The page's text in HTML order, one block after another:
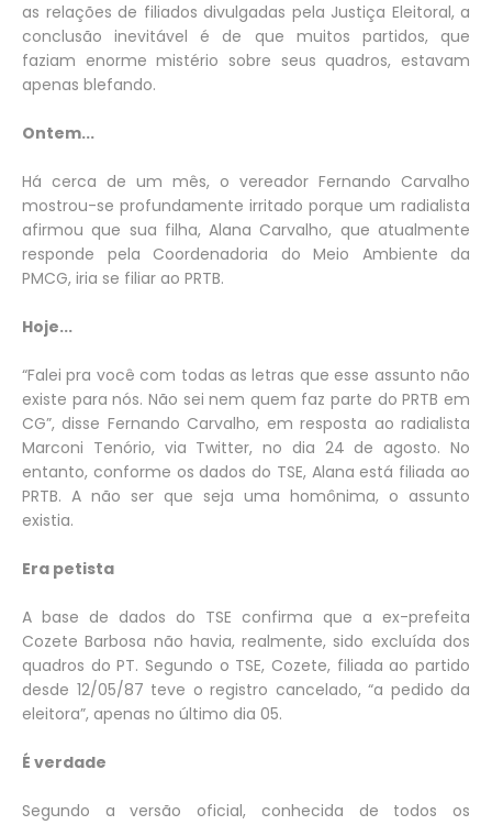
as relações de filiados divulgadas pela Justiça Eleitoral, a
conclusão inevitável é de que muitos partidos, que
faziam enorme mistério sobre seus quadros, estavam
apenas blefando.
Ontem...
Há cerca de um mês, o vereador Fernando Carvalho
mostrou-se profundamente irritado porque um radialista
afirmou que sua filha, Alana Carvalho, que atualmente
responde pela Coordenadoria do Meio Ambiente da
PMCG, iria se filiar ao PRTB.
Hoje...
“Falei pra você com todas as letras que esse assunto não
existe para nós. Não sei nem quem faz parte do PRTB em
CG”, disse Fernando Carvalho, em resposta ao radialista
Marconi Tenório, via Twitter, no dia 24 de agosto. No
entanto, conforme os dados do TSE, Alana está filiada ao
PRTB. A não ser que seja uma homônima, o assunto
existia.
Era petista
A base de dados do TSE confirma que a ex-prefeita
Cozete Barbosa não havia, realmente, sido excluída dos
quadros do PT. Segundo o TSE, Cozete, filiada ao partido
desde 12/05/87 teve o registro cancelado, “a pedido da
eleitora”, apenas no último dia 05.
É verdade
Segundo a versão oficial, conhecida de todos os